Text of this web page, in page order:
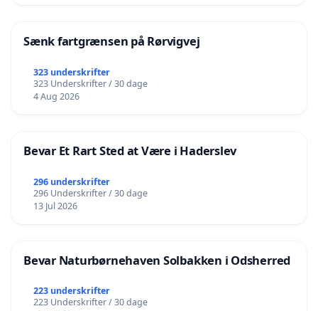
Sænk fartgrænsen på Rørvigvej
323 underskrifter
323 Underskrifter / 30 dage
4 Aug 2026
Bevar Et Rart Sted at Være i Haderslev
296 underskrifter
296 Underskrifter / 30 dage
13 Jul 2026
Bevar Naturbørnehaven Solbakken i Odsherred
223 underskrifter
223 Underskrifter / 30 dage